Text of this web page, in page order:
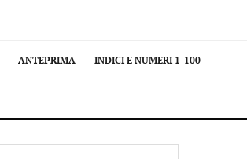
ANTEPRIMA INDICI E NUMERI 1-100